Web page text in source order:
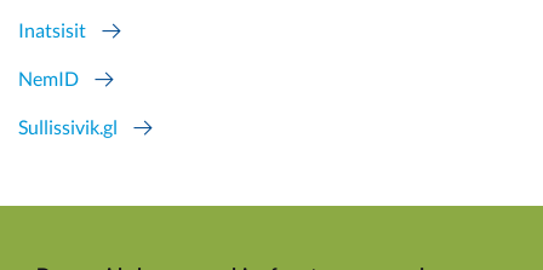
Inatsisit
NemID
Sullissivik.gl